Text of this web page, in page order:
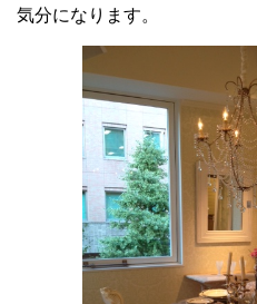
気分になります。